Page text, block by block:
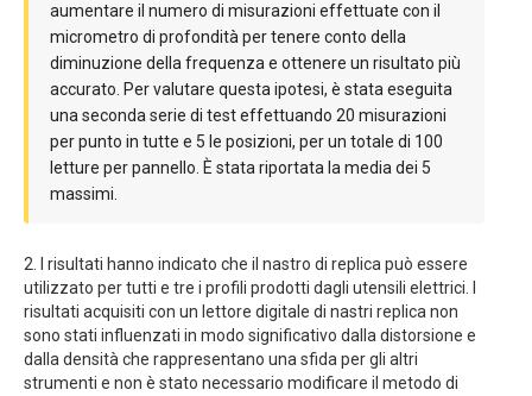
aumentare il numero di misurazioni effettuate con il
micrometro di profondità per tenere conto della
diminuzione della frequenza e ottenere un risultato più
accurato. Per valutare questa ipotesi, è stata eseguita
una seconda serie di test effettuando 20 misurazioni
per punto in tutte e 5 le posizioni, per un totale di 100
letture per pannello. È stata riportata la media dei 5
massimi.
2. I risultati hanno indicato che il nastro di replica può essere
utilizzato per tutti e tre i profili prodotti dagli utensili elettrici. I
risultati acquisiti con un lettore digitale di nastri replica non
sono stati influenzati in modo significativo dalla distorsione e
dalla densità che rappresentano una sfida per gli altri
strumenti e non è stato necessario modificare il metodo di